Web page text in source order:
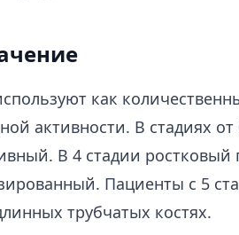
как
активности. В стадиях
В 4 стадии ростковый
Пациенты с 5
трубчатых костях.